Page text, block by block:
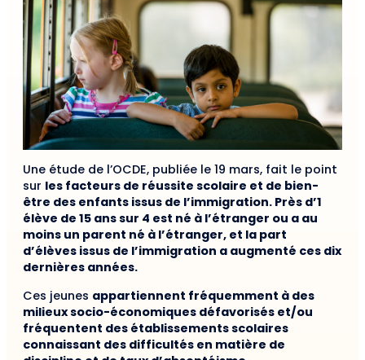
Une étude de l’OCDE, publiée le 19 mars, fait le point
sur les facteurs de réussite scolaire et de bien-
être des enfants issus de l’immigration. Près d’1
élève de 15 ans sur 4 est né à l’étranger ou a au
moins un parent né à l’étranger, et la part
d’élèves issus de l’immigration a augmenté ces dix
dernières années.
Ces jeunes appartiennent fréquemment à des
milieux socio-économiques défavorisés et/ou
fréquentent des établissements scolaires
connaissant des difficultés en matière de